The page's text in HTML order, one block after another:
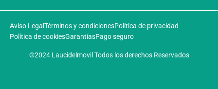
Aviso Legal Términos y condicionesPolítica de privacidad
Política de cookiesGarantíasPago seguro
©2024 Laucidelmovil Todos los derechos Reservados